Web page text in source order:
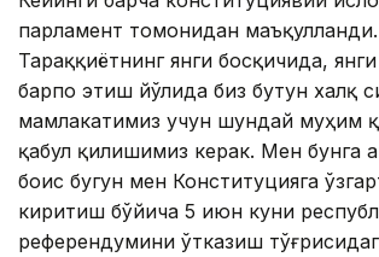
парламент томонидан маъқулланди.
Тараққиётнинг янги босқичида,
барпо этиш йўлида биз бутун халқ
мамлакатимиз учун шундай муҳим
қабул қилишимиз керак. Мен бунга
боис бугун мен Конституцияга
киритиш бўйича 5 июн куни
референдумини ўтказиш